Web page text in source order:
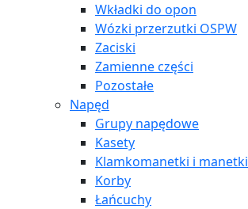
Wkładki do opon
Wózki przerzutki OSPW
Zaciski
Zamienne części
Pozostałe
Napęd
Grupy napędowe
Kasety
Klamkomanetki i manetki
Korby
Łańcuchy